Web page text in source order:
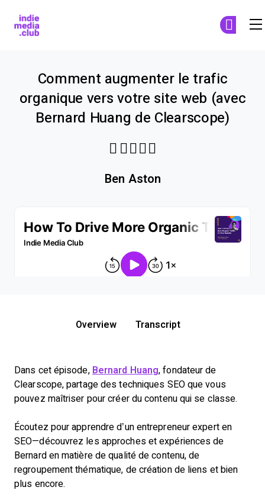
Comment augmenter le trafic
organique vers votre site web (avec
Bernard Huang de Clearscope)
Share through Email
Print this page
Share on Pinterest
Share on Twitter
Share on Facebook
Ben Aston
Overview Transcript
Dans cet épisode, Bernard Huang, fondateur de
Clearscope, partage des techniques SEO que vous
pouvez maîtriser pour créer du contenu qui se classe.
Écoutez pour apprendre d’un entrepreneur expert en
SEO—découvrez les approches et expériences de
Bernard en matière de qualité de contenu, de
regroupement thématique, de création de liens et bien
plus encore.